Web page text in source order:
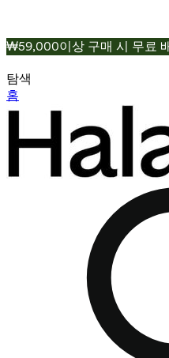
₩59,000이상 구매 시 무료
탐색
홈